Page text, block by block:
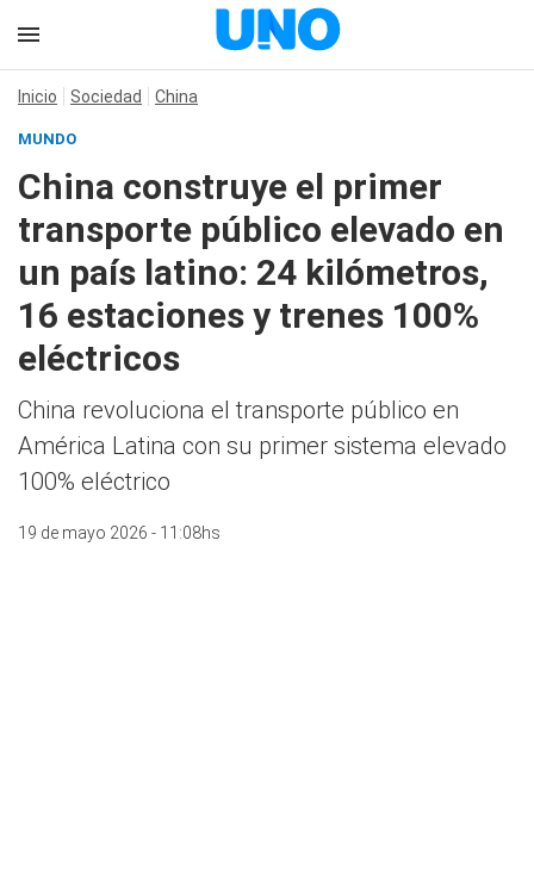
Inicio Sociedad China
MUNDO
China construye el primer
transporte público elevado en
un país latino: 24 kilómetros,
16 estaciones y trenes 100%
eléctricos
China revoluciona el transporte público en
América Latina con su primer sistema elevado
100% eléctrico
19 de mayo 2026 - 11:08hs